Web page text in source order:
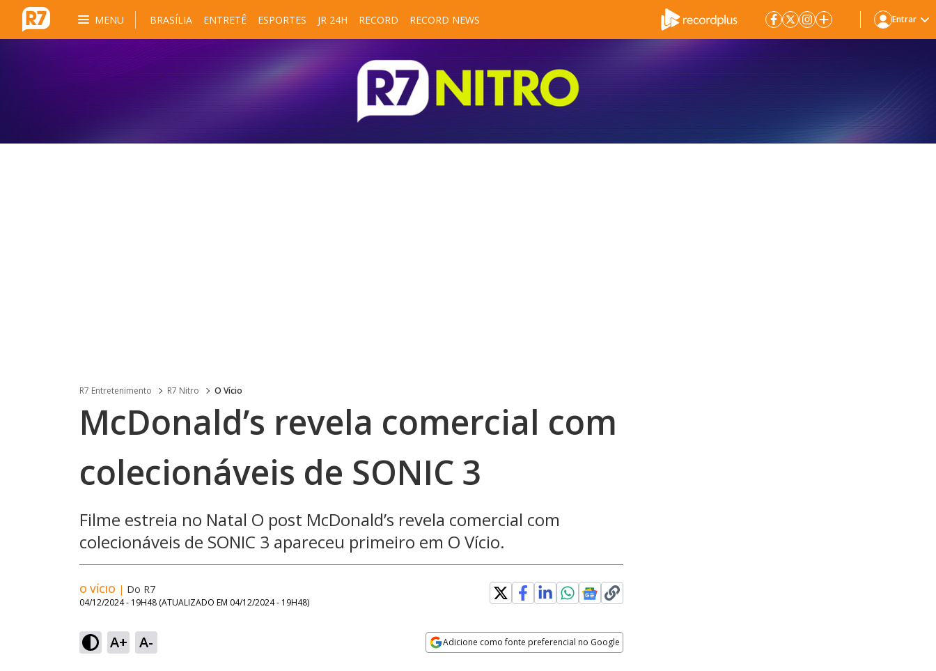
MENU BRASÍLIA ENTRETÊ ESPORTES JR 24H RECORD RECORD NEWS Entrar
R7 Entretenimento R7 Nitro O Vício
McDonald’s revela comercial com
colecionáveis de SONIC 3
Filme estreia no Natal O post McDonald’s revela comercial com
colecionáveis de SONIC 3 apareceu primeiro em O Vício.
O VÍCIO | Do R7
04/12/2024 - 19H48 (ATUALIZADO EM 04/12/2024 - 19H48)
A+ A- Adicione como fonte preferencial no Google